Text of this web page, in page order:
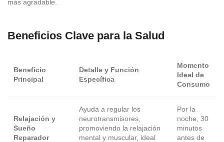
más agradable.
Beneficios Clave para la Salud
Beneficio
Principal
Detalle y Función
Específica
Momento
Ideal de
Consumo
Relajación y
Sueño
Reparador
Ayuda a regular los
neurotransmisores,
promoviendo la relajación
mental y muscular, ideal
Por la
noche, 30
minutos
antes de